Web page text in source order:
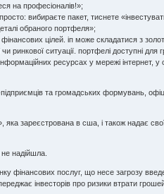
на професіоналів!»;
вибираєте пакет, тиснете
обраного портфеля»;
цілей. іп може складатися з
ринкової ситуації. портфелі доступні для
ресурсах у мережі інтернет,
та громадських формувань,
зареєстрована в сша, і також надає
не надійшла.
фінансових послуг, що несе загрозу
інвесторів про ризики втрати